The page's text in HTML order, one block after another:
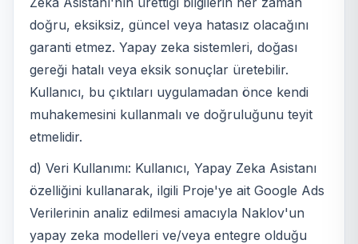
doğru, eksiksiz, güncel veya hatasız olacağını
garanti etmez. Yapay zeka sistemleri, doğası
gereği hatalı veya eksik sonuçlar üretebilir.
Kullanıcı, bu çıktıları uygulamadan önce kendi
muhakemesini kullanmalı ve doğruluğunu teyit
etmelidir.
d) Veri Kullanımı: Kullanıcı, Yapay Zeka Asistanı
özelliğini kullanarak, ilgili Proje'ye ait Google Ads
Verilerinin analiz edilmesi amacıyla Naklov'un
yapay zeka modelleri ve/veya entegre olduğu